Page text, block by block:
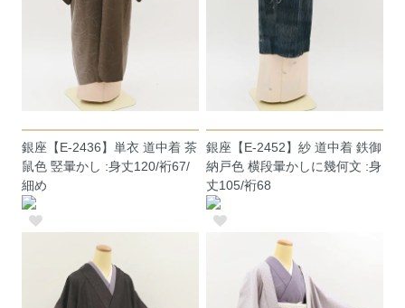
銀座【E-2436】単衣 道中着 茶
鼠色 竪暈かし :身丈120/裄67/
細め
銀座【E-2452】紗 道中着 鉄御
納戸色 横段暈かしに幾何文 :身
丈105/裄68